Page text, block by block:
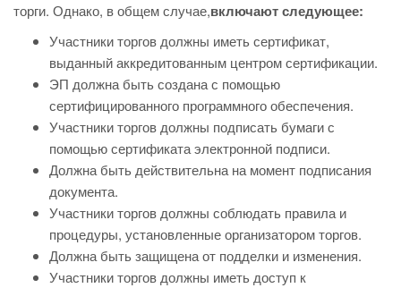
торги. Однако, в общем случае,включают следующее:
Участники торгов должны иметь сертификат,
выданный аккредитованным центром сертификации.
ЭП должна быть создана с помощью
сертифицированного программного обеспечения.
Участники торгов должны подписать бумаги с
помощью сертификата электронной подписи.
Должна быть действительна на момент подписания
документа.
Участники торгов должны соблюдать правила и
процедуры, установленные организатором торгов.
Должна быть защищена от подделки и изменения.
Участники торгов должны иметь доступ к